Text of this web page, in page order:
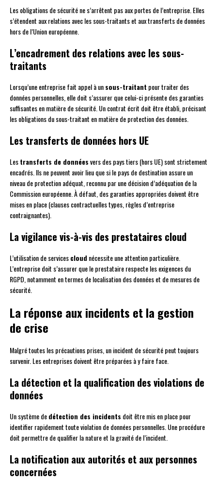
Les obligations de sécurité ne s’arrêtent pas aux portes de l’entreprise. Elles
s’étendent aux relations avec les sous-traitants et aux transferts de données
hors de l’Union européenne.
L’encadrement des relations avec les sous-
traitants
Lorsqu’une entreprise fait appel à unsous-traitant pour traiter des
données personnelles, elle doit s’assurer que celui-ci présente des garanties
suffisantes en matière de sécurité. Un contrat écrit doit être établi, précisant
les obligations du sous-traitant en matière de protection des données.
Les transferts de données hors UE
Lestransferts de donnéesvers des pays tiers (hors UE) sont strictement
encadrés. Ils ne peuvent avoir lieu que si le pays de destination assure un
niveau de protection adéquat, reconnu par une décision d’adéquation de la
Commission européenne. À défaut, des garanties appropriées doivent être
mises en place (clauses contractuelles types, règles d’entreprise
contraignantes).
La vigilance vis-à-vis des prestataires cloud
L’utilisation de servicescloud nécessite une attention particulière.
L’entreprise doit s’assurer que le prestataire respecte les exigences du
RGPD, notamment en termes de localisation des données et de mesures de
sécurité.
La réponse aux incidents et la gestion
de crise
Malgré toutes les précautions prises, un incident de sécurité peut toujours
survenir. Les entreprises doivent être préparées à y faire face.
La détection et la qualification des violations de
données
Un système dedétection des incidents doit être mis en place pour
identifier rapidement toute violation de données personnelles. Une procédure
doit permettre de qualifier la nature et la gravité de l’incident.
La notification aux autorités et aux personnes
concernées